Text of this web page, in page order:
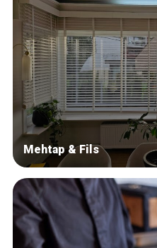
Mehtap & Fils